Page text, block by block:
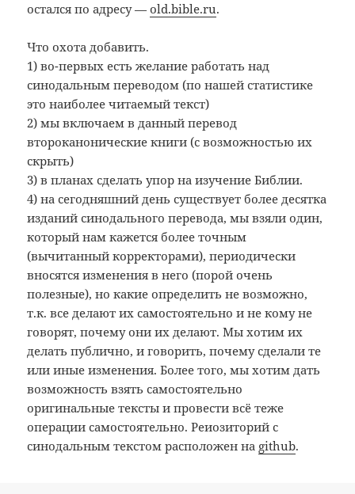
остался по адресу —old.bible.ru.
Что охота добавить.
1) во-первых есть желание работать над
синодальным переводом (по нашей статистике
это наиболее читаемый текст)
2) мы включаем в данный перевод
второканонические книги (с возможностью их
скрыть)
3) в планах сделать упор на изучение Библии.
4) на сегодняшний день существует более десятка
изданий синодального перевода, мы взяли один,
который нам кажется более точным
(вычитанный корректорами), периодически
вносятся изменения в него (порой очень
полезные), но какие определить не возможно,
т.к. все делают их самостоятельно и не кому не
говорят, почему они их делают. Мы хотим их
делать публично, и говорить, почему сделали те
или иные изменения. Более того, мы хотим дать
возможность взять самостоятельно
оригинальные тексты и провести всё теже
операции самостоятельно. Реиозиторий с
синодальным текстом расположен на github.